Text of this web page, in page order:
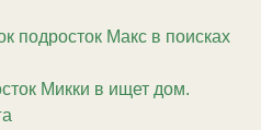
подросток Макс в поисках
Микки в ищет дом.